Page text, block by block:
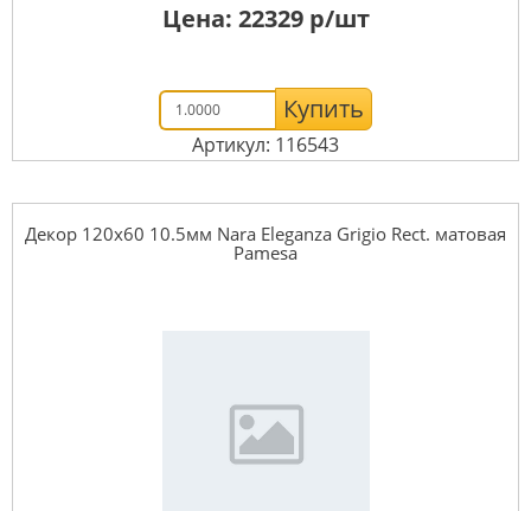
Цена: 22329р/шт
Купить
Артикул: 116543
Декор 120x60 10.5мм Nara Eleganza Grigio Rect. матовая
Pamesa